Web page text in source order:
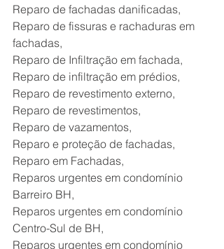
Reparo de fachadas danificadas,
Reparo de fissuras e rachaduras em
fachadas,
Reparo de Infiltração em fachada,
Reparo de infiltração em prédios,
Reparo de revestimento externo,
Reparo de revestimentos,
Reparo de vazamentos,
Reparo e proteção de fachadas,
Reparo em Fachadas,
Reparos urgentes em condomínio
Barreiro BH,
Reparos urgentes em condomínio
Centro-Sul de BH,
Reparos urgentes em condomínio